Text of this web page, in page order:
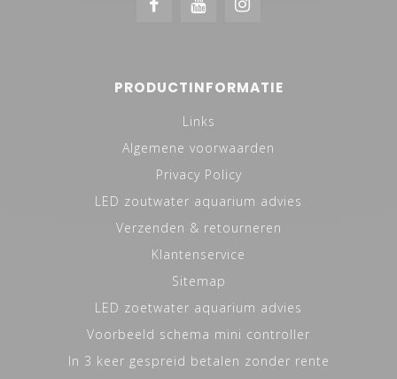
PRODUCTINFORMATIE
Links
Algemene voorwaarden
Privacy Policy
LED zoutwater aquarium advies
Verzenden & retourneren
Klantenservice
Sitemap
LED zoetwater aquarium advies
Voorbeeld schema mini controller
In 3 keer gespreid betalen zonder rente